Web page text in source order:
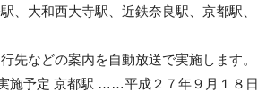
、大和西大寺駅、近鉄奈良駅、京都駅、
先などの案内を自動放送で実施します。
施予定 京都駅 ……平成２７年９月１８日